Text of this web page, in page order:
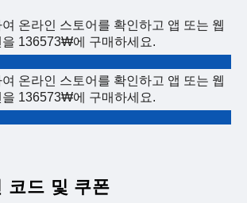
온라인 스토어를 확인하고 앱 또는 웹
136573₩에 구매하세요.
온라인 스토어를 확인하고 앱 또는 웹
136573₩에 구매하세요.
코드 및 쿠폰